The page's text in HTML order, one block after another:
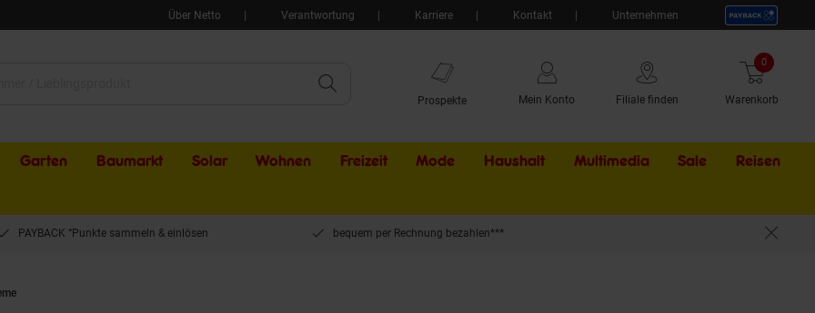
Über Netto Verantwortung Karriere Kontakt Unternehmen
Prospekte Mein Konto Filiale finden Warenkorb
0 Artikel
Garten Baumarkt Solar Wohnen Freizeit Mode Haushalt Multimedia Sale Externer
Reisen
PAYBACK °Punkte sammeln & einlösen bequem per Rechnung bezahlen***